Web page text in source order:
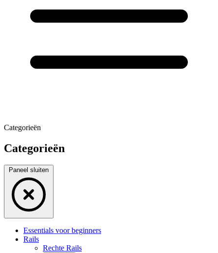
Categorieën
Categorieën
Paneel sluiten
Essentials voor beginners
Rails
Rechte Rails